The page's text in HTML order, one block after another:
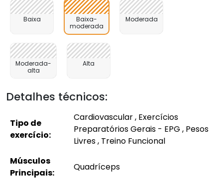
Baixa
Baixa-
moderada
Moderada
Moderada-
alta
Alta
Detalhes técnicos:
Tipo de
exercício:
Cardiovascular , Exercícios
Preparatórios Gerais - EPG , Pesos
Livres , Treino Funcional
Músculos
Principais:
Quadríceps